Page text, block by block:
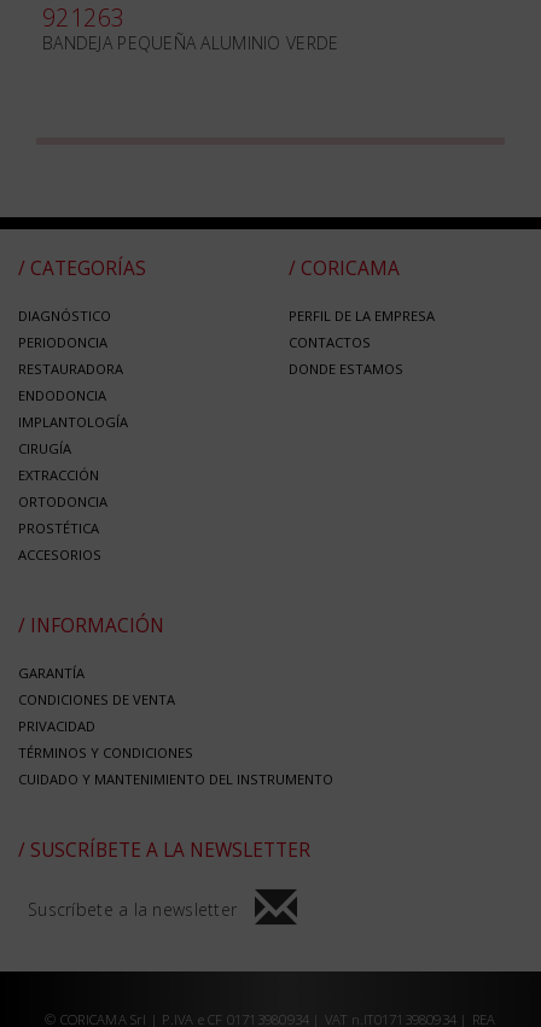
921263
BANDEJA PEQUEÑA ALUMINIO VERDE
/ CATEGORÍAS
DIAGNÓSTICO
PERIODONCIA
RESTAURADORA
ENDODONCIA
IMPLANTOLOGÍA
CIRUGÍA
EXTRACCIÓN
ORTODONCIA
PROSTÉTICA
ACCESORIOS
/ CORICAMA
PERFIL DE LA EMPRESA
CONTACTOS
DONDE ESTAMOS
/ INFORMACIÓN
GARANTÍA
CONDICIONES DE VENTA
PRIVACIDAD
TÉRMINOS Y CONDICIONES
CUIDADO Y MANTENIMIENTO DEL INSTRUMENTO
/ SUSCRÍBETE A LA NEWSLETTER
Suscríbete a la newsletter
© CORICAMA Srl | P.IVA e CF 01713980934 | VAT n.IT01713980934 | REA